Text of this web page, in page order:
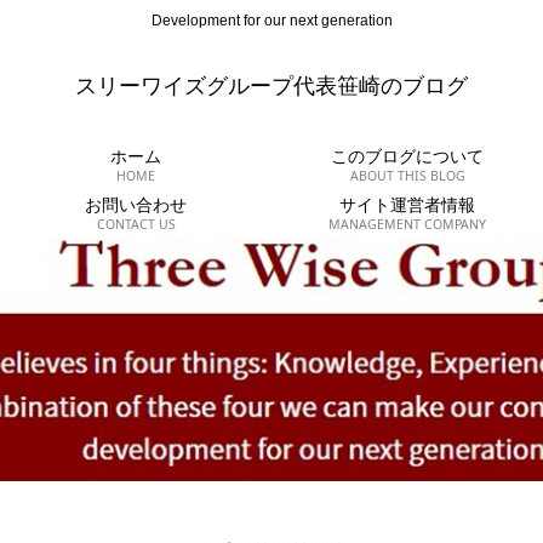
Development for our next generation
スリーワイズグループ代表笹崎のブログ
ホーム
HOME
このブログについて
ABOUT THIS BLOG
お問い合わせ
CONTACT US
サイト運営者情報
MANAGEMENT COMPANY